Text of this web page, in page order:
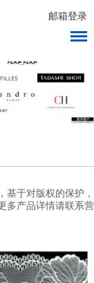
邮箱登录
基于对版权的保护，
多产品详情请联系营